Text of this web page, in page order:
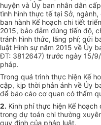
huyện và Ủy ban nhân dân
tình hình thực tế tại Sở, ngành,
ban hành Kế hoạch chi tiết
2015, bảo đảm đúng tiến độ,
tránh hình thức, lãng phí; gửi
luật Hình sự năm 2015 về Ủy
ĐT: 3812647) trước ngày 15/
pháp.
Trong quá trình thực hiện Kế
cập, kịp thời phản ánh về Ủy
để báo cáo cơ quan có thẩm
2. Kinh phí thực hiện Kế
trong dự toán chi thường
quy định của pháp luật.